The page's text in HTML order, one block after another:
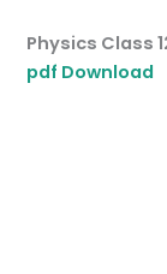
Physics Class
pdf Download